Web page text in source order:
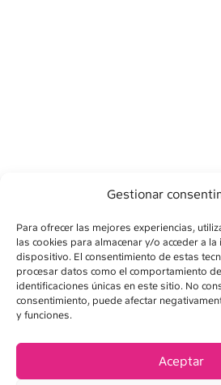
Gestionar
Para ofrecer las mejores experiencias,
las cookies para almacenar y/o acceder a
dispositivo. El consentimiento de estas
procesar datos como el comportamiento
identificaciones únicas en este sitio. No
consentimiento, puede afectar
y funciones.
Aceptar
POLÍTICA DE PRIVADESA